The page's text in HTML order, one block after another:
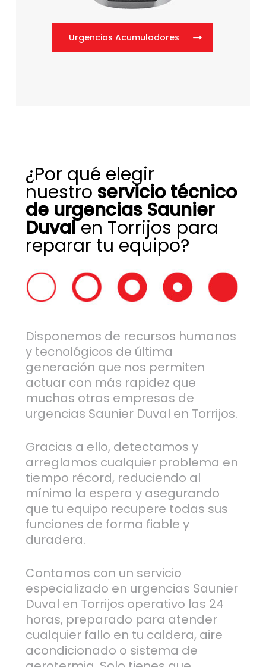
Urgencias Acumuladores
¿Por qué elegir
nuestro servicio técnico
de urgencias Saunier
Duvalen Torrijos para
reparar tu equipo?
Disponemos de recursos humanos
y tecnológicos de última
generación que nos permiten
actuar con más rapidez que
muchas otras empresas de
urgencias Saunier Duval en Torrijos.
Gracias a ello, detectamos y
arreglamos cualquier problema en
tiempo récord, reduciendo al
mínimo la espera y asegurando
que tu equipo recupere todas sus
funciones de forma fiable y
duradera.
Contamos con un servicio
especializado en urgencias Saunier
Duval en Torrijos operativo las 24
horas, preparado para atender
cualquier fallo en tu caldera, aire
acondicionado o sistema de